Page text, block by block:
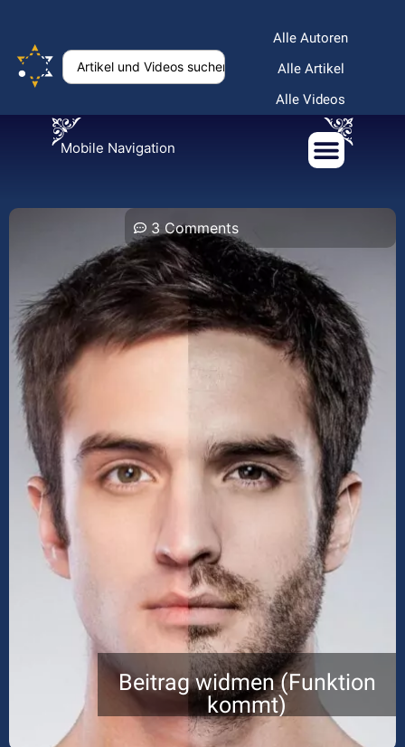
Alle Autoren
Alle Artikel
Alle Videos
Mobile Navigation
3 Comments
Beitrag widmen (Funktion
kommt)